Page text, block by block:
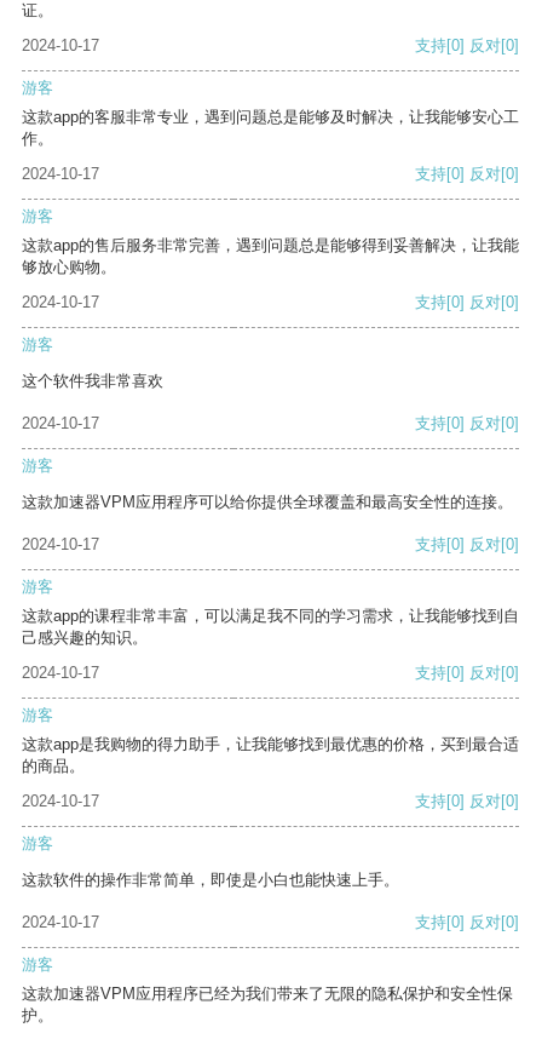
证。
2024-10-17
支持[0] 反对[0]
游客
这款app的客服非常专业，遇到问题总是能够及时解决，让我能够安心工
作。
2024-10-17
支持[0] 反对[0]
游客
这款app的售后服务非常完善，遇到问题总是能够得到妥善解决，让我能
够放心购物。
2024-10-17
支持[0] 反对[0]
游客
这个软件我非常喜欢
2024-10-17 支持[0] 反对[0]
游客
这款加速器VPM应用程序可以给你提供全球覆盖和最高安全性的连接。
2024-10-17 支持[0] 反对[0]
游客
这款app的课程非常丰富，可以满足我不同的学习需求，让我能够找到自
己感兴趣的知识。
2024-10-17
支持[0] 反对[0]
游客
这款app是我购物的得力助手，让我能够找到最优惠的价格，买到最合适
的商品。
2024-10-17
支持[0] 反对[0]
游客
这款软件的操作非常简单，即使是小白也能快速上手。
2024-10-17 支持[0] 反对[0]
游客
这款加速器VPM应用程序已经为我们带来了无限的隐私保护和安全性保
护。